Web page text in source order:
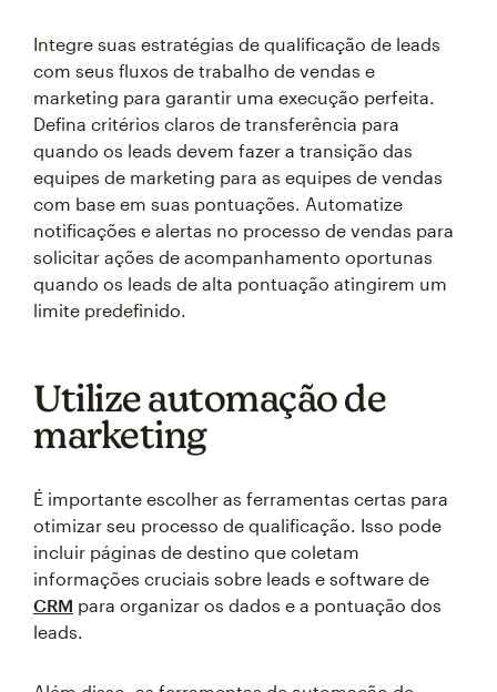
Integre suas estratégias de qualificação de leads
com seus fluxos de trabalho de vendas e
marketing para garantir uma execução perfeita.
Defina critérios claros de transferência para
quando os leads devem fazer a transição das
equipes de marketing para as equipes de vendas
com base em suas pontuações. Automatize
notificações e alertas no processo de vendas para
solicitar ações de acompanhamento oportunas
quando os leads de alta pontuação atingirem um
limite predefinido.
Utilize automação de
marketing
É importante escolher as ferramentas certas para
otimizar seu processo de qualificação. Isso pode
incluir páginas de destino que coletam
informações cruciais sobre leads e software de
CRM para organizar os dados e a pontuação dos
leads.